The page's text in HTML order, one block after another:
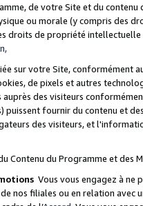
de votre Site et du
ou morale (y compris des
droits de propriété
sur votre Site, conformément
de pixels et autres
des visiteurs
puissent fournir du contenu et
des visiteurs, et
Contenu du Programme et des
Vous vous engagez à ne
nos filiales ou en relation avec